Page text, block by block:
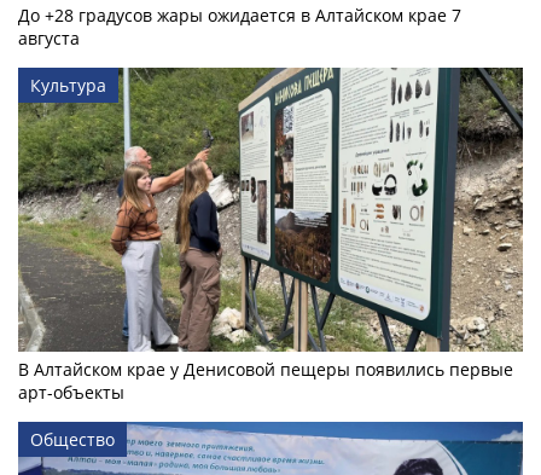
До +28 градусов жары ожидается в Алтайском крае 7
августа
Культура
В Алтайском крае у Денисовой пещеры появились первые
арт-объекты
Общество